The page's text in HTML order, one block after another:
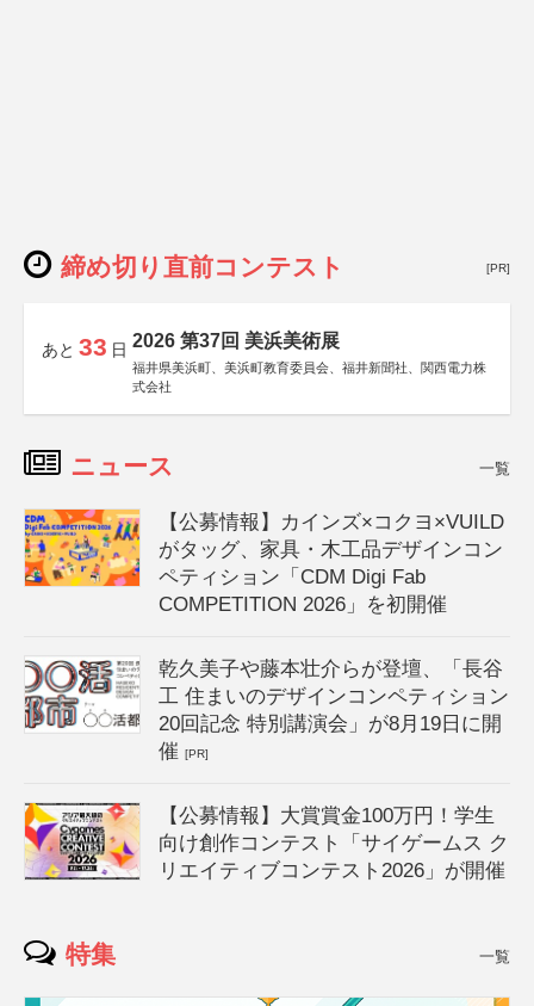
締め切り直前コンテスト [PR]
あと 33 日 2026 第37回 美浜美術展
福井県美浜町、美浜町教育委員会、福井新聞社、関西電力株
式会社
ニュース 一覧
【公募情報】カインズ×コクヨ×VUILD
がタッグ、家具・木工品デザインコン
ペティション「CDM Digi Fab
COMPETITION 2026」を初開催
乾久美子や藤本壮介らが登壇、「長谷
工 住まいのデザインコンペティション
20回記念 特別講演会」が8月19日に開
催[PR]
【公募情報】大賞賞金100万円！学生
向け創作コンテスト「サイゲームス ク
リエイティブコンテスト2026」が開催
特集 一覧